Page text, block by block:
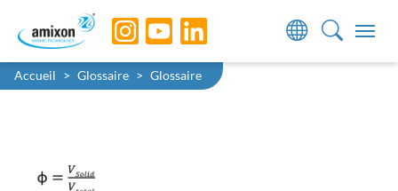
Skip to main navigation
Skip to main content
Skip to page footer
You are here:
Accueil Glossaire Glossaire